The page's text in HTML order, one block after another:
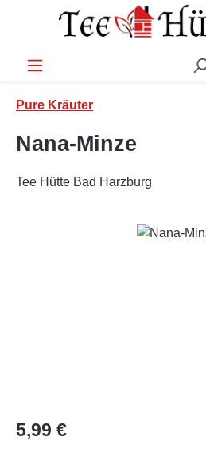
Zum Hauptinhalt springen
Pure Kräuter
Nana-Minze
Tee Hütte Bad Harzburg
Bildergalerie überspringen
Regulärer Preis:
5,99 €